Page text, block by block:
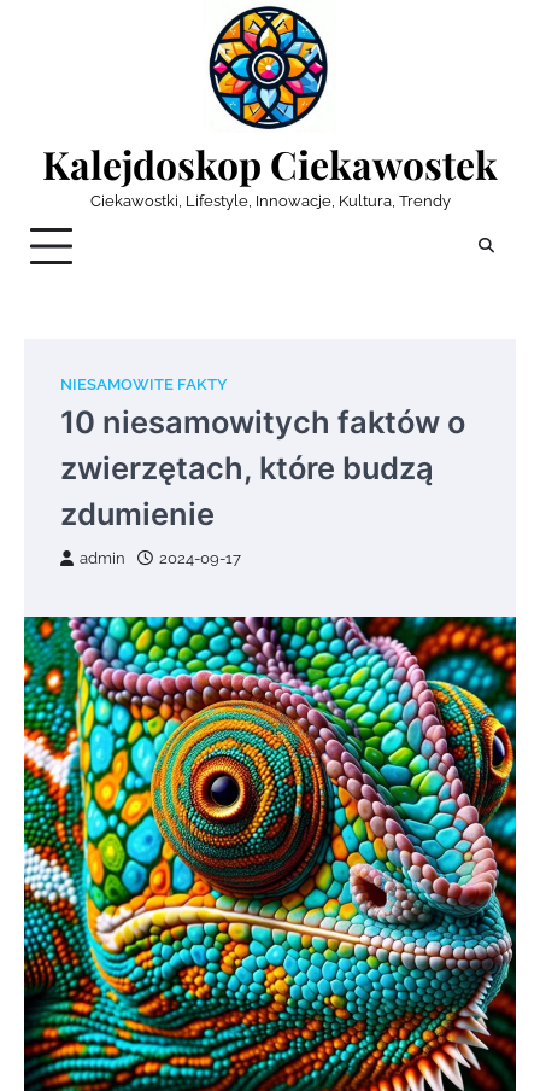
Kalejdoskop Ciekawostek
Ciekawostki, Lifestyle, Innowacje, Kultura, Trendy
NIESAMOWITE FAKTY
10 niesamowitych faktów o
zwierzętach, które budzą
zdumienie
admin 2024-09-17